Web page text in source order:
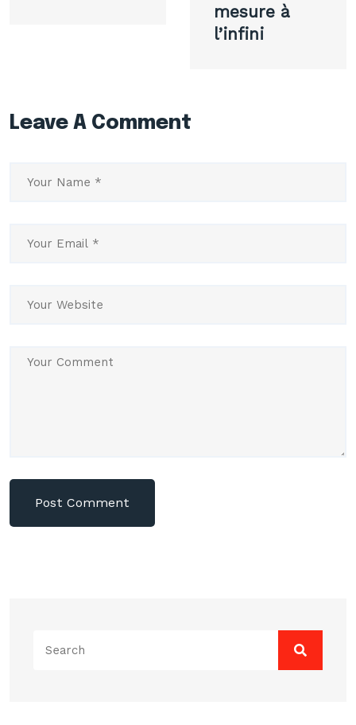
mesure à
l’infini
Leave A Comment
for: